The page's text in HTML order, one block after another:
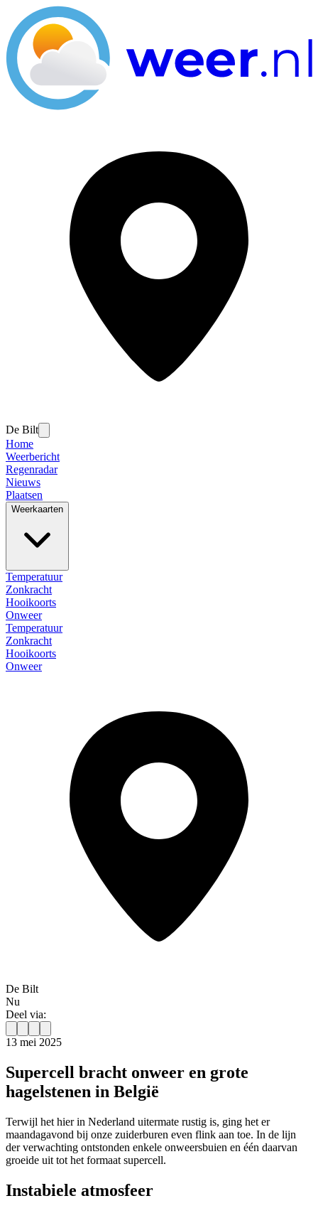
De Bilt
Home
Weerbericht
Regenradar
Nieuws
Plaatsen
Weerkaarten
Temperatuur
Zonkracht
Hooikoorts
Onweer
Temperatuur
Zonkracht
Hooikoorts
Onweer
De Bilt
Nu
Deel via:
13 mei 2025
Supercell bracht onweer en grote
hagelstenen in België
Terwijl het hier in Nederland uitermate rustig is, ging het er
maandagavond bij onze zuiderburen even flink aan toe. In de lijn
der verwachting ontstonden enkele onweersbuien en één daarvan
groeide uit tot het formaat supercell.
Instabiele atmosfeer